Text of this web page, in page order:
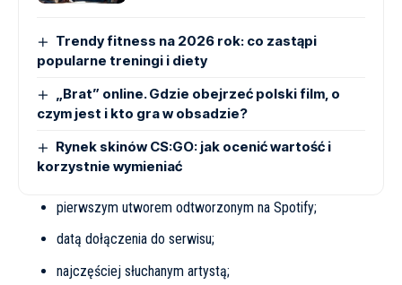
Trendy fitness na 2026 rok: co zastąpi
popularne treningi i diety
„Brat” online. Gdzie obejrzeć polski film, o
czym jest i kto gra w obsadzie?
Rynek skinów CS:GO: jak ocenić wartość i
korzystnie wymieniać
pierwszym utworem odtworzonym na Spotify;
datą dołączenia do serwisu;
najczęściej słuchanym artystą;